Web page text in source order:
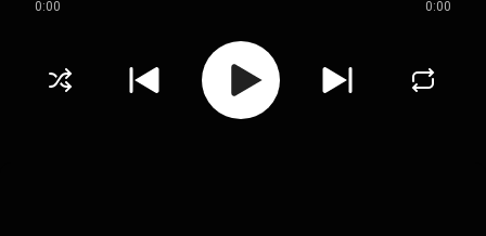
0:00 0:00